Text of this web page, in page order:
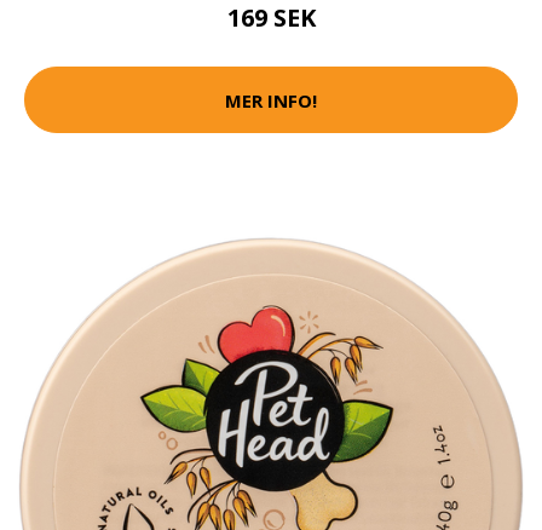
169 SEK
MER INFO!